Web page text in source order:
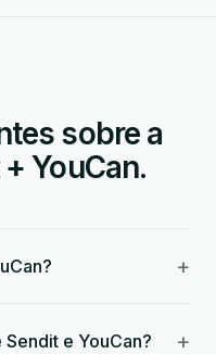
sobre a
YouCan.
+
e YouCan? +